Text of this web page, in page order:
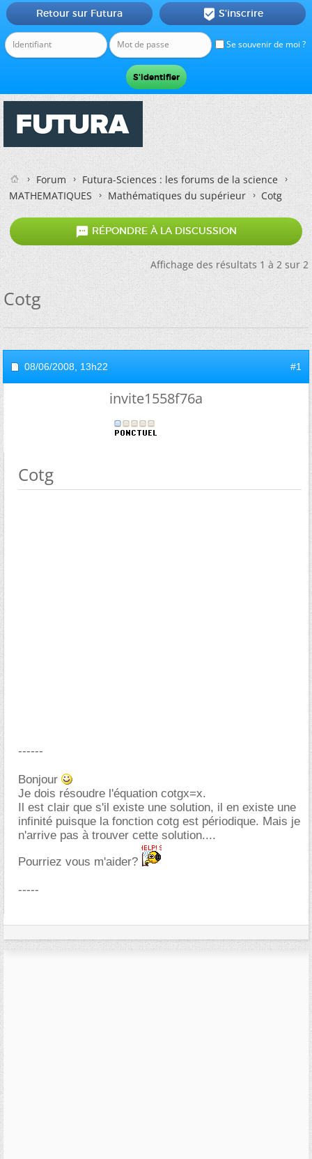
Se souvenir de moi ?
Retour sur Futura  S'inscrire
Forum
Futura-Sciences : les forums de la science
MATHEMATIQUES
Mathématiques du supérieur Cotg
 RÉPONDRE À LA DISCUSSION
Affichage des résultats 1 à 2 sur 2
Cotg
08/06/2008, 13h22 #1
invite1558f76a
Cotg
------
Bonjour
Je dois résoudre l'équation cotgx=x.
Il est clair que s'il existe une solution, il en existe une
infinité puisque la fonction cotg est périodique. Mais je
n'arrive pas à trouver cette solution....
Pourriez vous m'aider?
-----